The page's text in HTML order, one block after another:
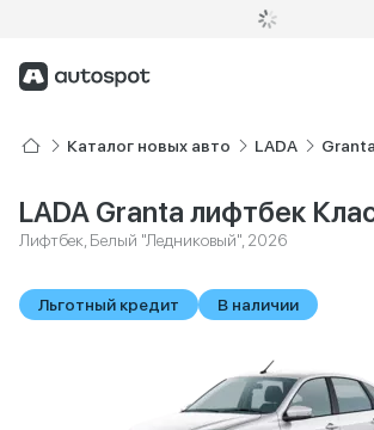
Каталог новых авто LADA
LADA Granta лифтбек
Лифтбек, Белый "Ледниковый", 2026
Льготный кредит В наличии